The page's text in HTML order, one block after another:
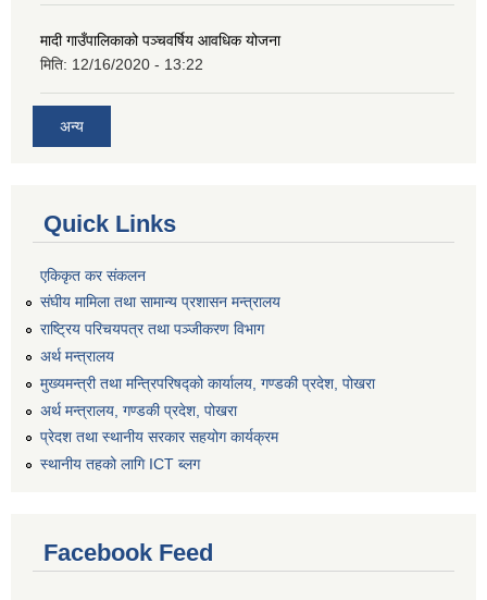
मादी गाउँपालिकाको पञ्चवर्षिय आवधिक योजना
मिति: 12/16/2020 - 13:22
अन्य
Quick Links
एकिकृत कर संकलन
संघीय मामिला तथा सामान्य प्रशासन मन्त्रालय
राष्ट्रिय परिचयपत्र तथा पञ्जीकरण विभाग
अर्थ मन्त्रालय
मुख्यमन्त्री तथा मन्त्रिपरिषद्को कार्यालय, गण्डकी प्रदेश, पोखरा
अर्थ मन्त्रालय, गण्डकी प्रदेश, पोखरा
प्रेदश तथा स्थानीय सरकार सहयोग कार्यक्रम
स्थानीय तहको लागि ICT ब्लग
Facebook Feed